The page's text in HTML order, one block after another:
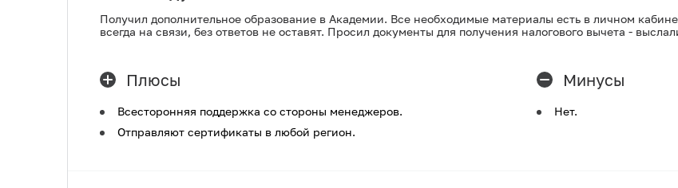
Получил дополнительное образование в Академии. Все необходимые материалы есть в личном
всегда на связи, без ответов не оставят. Просил документы для получения налогового вычета -
Плюсы
Всесторонняя поддержка со стороны менеджеров.
Отправляют сертификаты в любой регион.
Минусы
Нет.